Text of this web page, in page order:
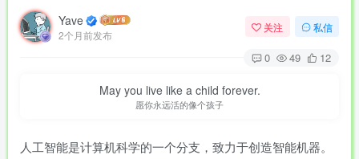
Yave
2个月前发布
关注 私信
0 49 12
May you live like a child forever.
愿你永远活的像个孩子
人工智能是计算机科学的一个分支，致力于创造智能机器。